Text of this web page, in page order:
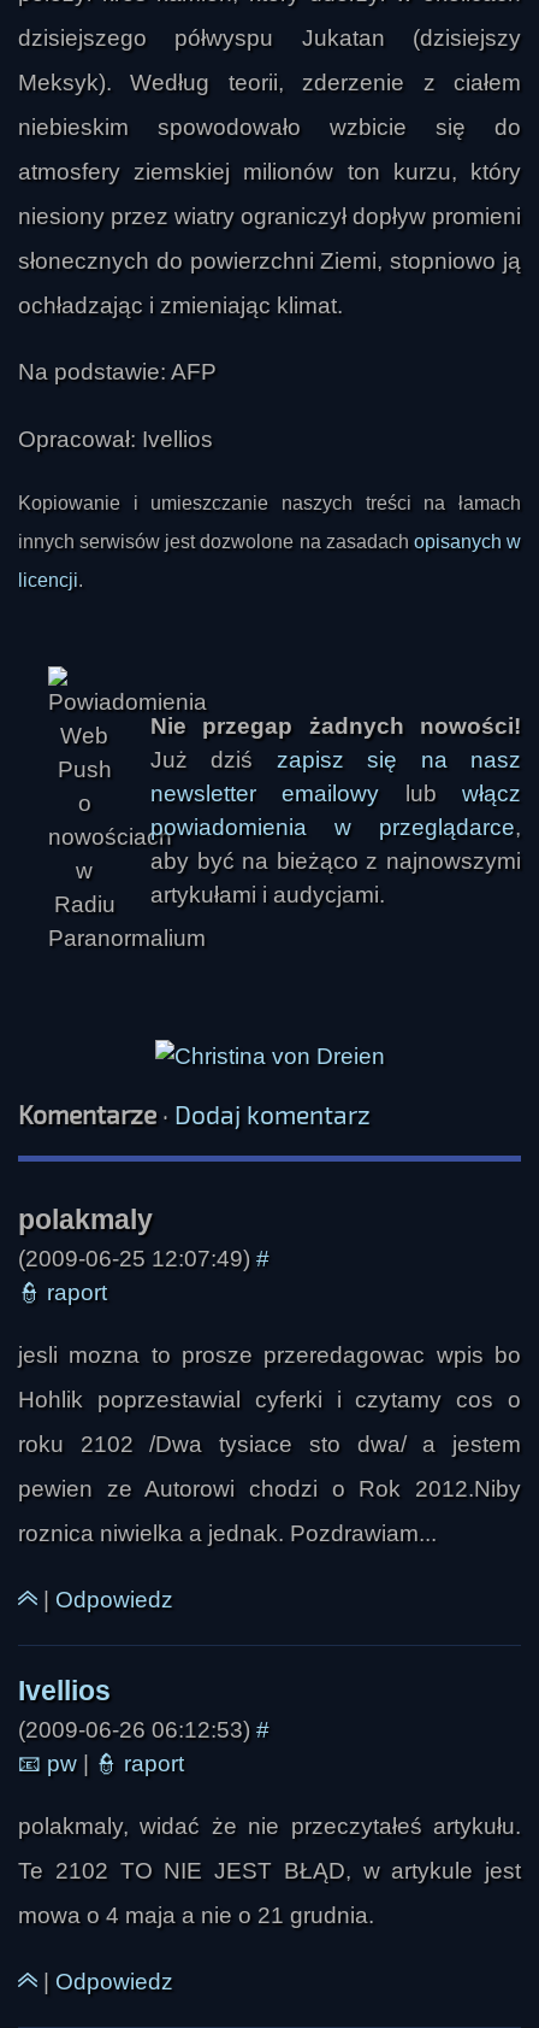
dzisiejszego półwyspu Jukatan (dzisiejszy
Meksyk). Według teorii, zderzenie z ciałem
niebieskim spowodowało wzbicie się do
atmosfery ziemskiej milionów ton kurzu, który
niesiony przez wiatry ograniczył dopływ promieni
słonecznych do powierzchni Ziemi, stopniowo ją
ochładzając i zmieniając klimat.
Na podstawie: AFP
Opracował: Ivellios
Kopiowanie i umieszczanie naszych treści na łamach
innych serwisów jest dozwolone na zasadach opisanych w
licencji.
Nie przegap żadnych nowości!
Już dziś zapisz się na nasz
newsletter emailowy lubwłącz
powiadomienia w przeglądarce,
aby być na bieżąco z najnowszymi
artykułami i audycjami.
Komentarze· Dodaj komentarz
polakmaly
(2009-06-25 12:07:49) #
👮 raport
jesli mozna to prosze przeredagowac wpis bo
Hohlik poprzestawial cyferki i czytamy cos o
roku 2102 /Dwa tysiace sto dwa/ a jestem
pewien ze Autorowi chodzi o Rok 2012.Niby
roznica niwielka a jednak. Pozdrawiam...
Odpowiedz
Ivellios
(2009-06-26 06:12:53) #
📧 pw 👮 raport
polakmaly, widać że nie przeczytałeś artykułu.
Te 2102 TO NIE JEST BŁĄD, w artykule jest
mowa o 4 maja a nie o 21 grudnia.
Odpowiedz
Pionas666
fghfhfg